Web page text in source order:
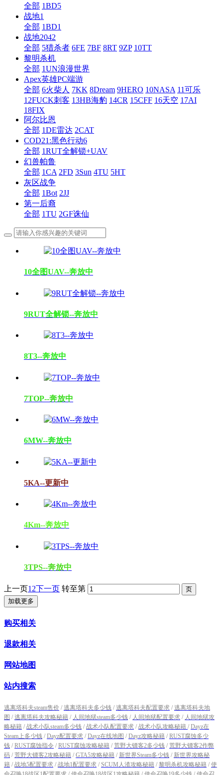
全部 1BD5
战地1
全部 1BD1
战地2042
全部 5猎杀者 6FE 7BF 8RT 9ZP 10TT
黎明杀机
全部 1UN浪漫世界
Apex英雄PC端游
全部 6火柴人 7KK 8Dream 9HERO 10NASA 11可乐
12FUCK刺客 13HB海豹 14CR 15CFF 16天空 17AI
18FIX
阿尔比恩
全部 1DE雷达 2CAT
COD21:黑色行动6
全部 1RUT全解锁+UAV
幻兽帕鲁
全部 1CA 2FD 3Sun 4TU 5HT
灰区战争
全部 1Bot 2JJ
第一后裔
全部 1TU 2GF诛仙
10全图UAV--奔放中
9RUT全解锁--奔放中
8T3--奔放中
7TOP--奔放中
6MW--奔放中
5KA--更新中
4Km--奔放中
3TPS--奔放中
上一页1 2下一页 转至第
加载更多
购买相关
退款相关
网站地图
站内搜索
逃离塔科夫steam售价 / 逃离塔科夫多少钱 / 逃离塔科夫配置要求 / 逃离塔科夫地
图 / 逃离塔科夫攻略秘籍 / 人间地狱steam多少钱 / 人间地狱配置要求 / 人间地狱攻
略秘籍 / 战术小队steam多少钱 / 战术小队配置要求 / 战术小队攻略秘籍 / Dayz在
Steam上多少钱 / Dayz配置要求 / Dayz在线地图 / Dayz攻略秘籍 / RUST腐蚀多少
钱 / RUST腐蚀指令 / RUST腐蚀攻略秘籍 / 荒野大镖客2多少钱 / 荒野大镖客2作弊
码 / 荒野大镖客2攻略秘籍 / GTA5攻略秘籍 / 新世界Steam多少钱 / 新世界攻略秘
籍 / 战地5配置要求 / 战地1配置要求 / SCUM人渣攻略秘籍 / 黎明杀机攻略秘籍 / 使